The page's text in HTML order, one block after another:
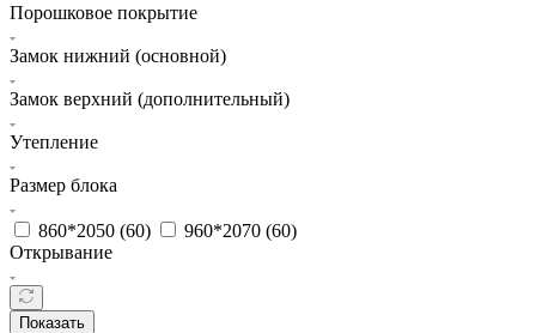
Порошковое покрытие
Замок нижний (основной)
Замок верхний (дополнительный)
Утепление
Размер блока
860*2050 (60) 960*2070 (60)
Открывание
Показать